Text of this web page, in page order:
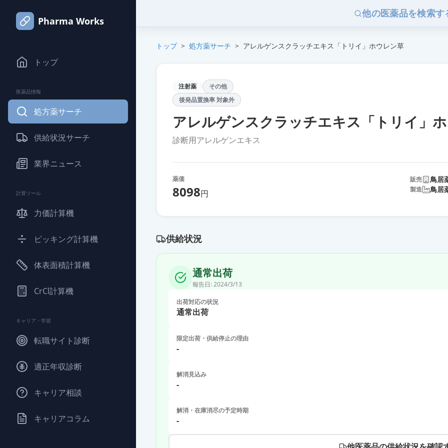
Pharma Works
トップ
医薬品情報
処方薬サーチ
供給状況サーチ
業界ニュース
計算ツール
力価計算機
ピッキング計算機
体表面積計算機
CrCl計算機
キャリア・学習
転職サイト診断
適正年収診断
キャリア相談
キャリアコラム
他の医薬品を検索す
トップ > 処方薬サーチ > アレルゲンスクラッチエキス「トリイ」ホウレン草
注射薬
その他
後発品置換率 対象外
アレルゲンスクラッチエキス「トリイ」
診断用アレルゲンエキス
薬価
8098円
販売 鳥居
製造 鳥居
供給状況
通常出荷
報告日: 2024/3/13
出荷対応の状況
通常出荷
限定出荷・供給停止の理由
-
解消見込み
-
解消・在庫消尽の予定時期
-